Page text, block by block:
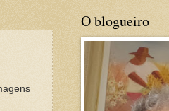
O blogueiro